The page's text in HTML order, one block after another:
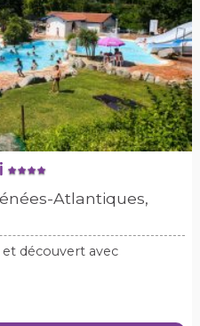
Atlantiques,
découvert avec